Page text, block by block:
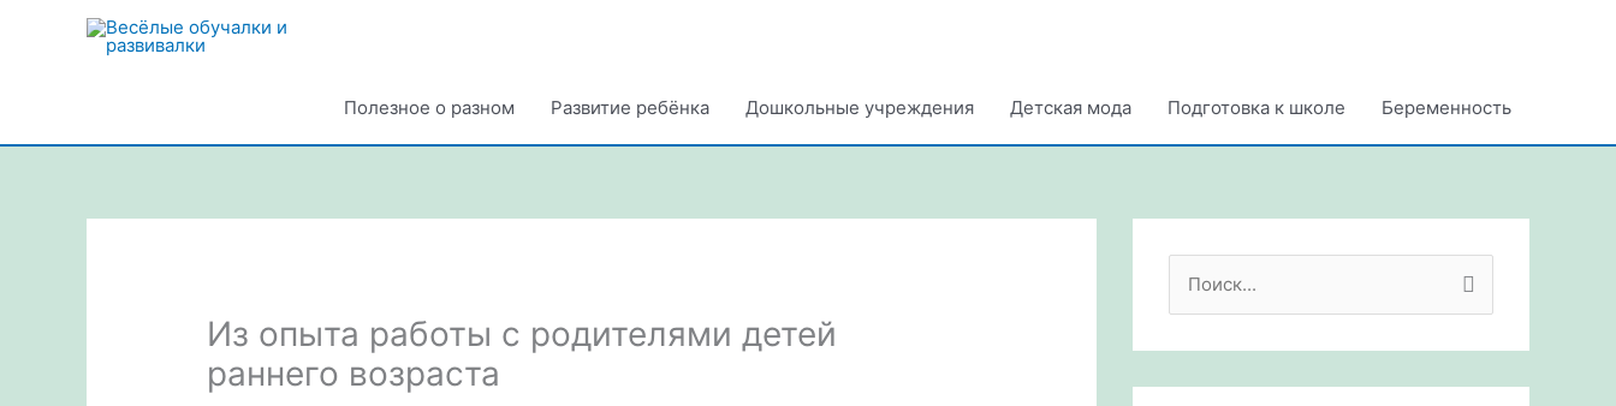
Полезное о разном
Развитие ребёнка Дошкольные учреждения Детская мода Подготовка к школе Беременность
Из опыта работы с родителями детей
раннего возраста